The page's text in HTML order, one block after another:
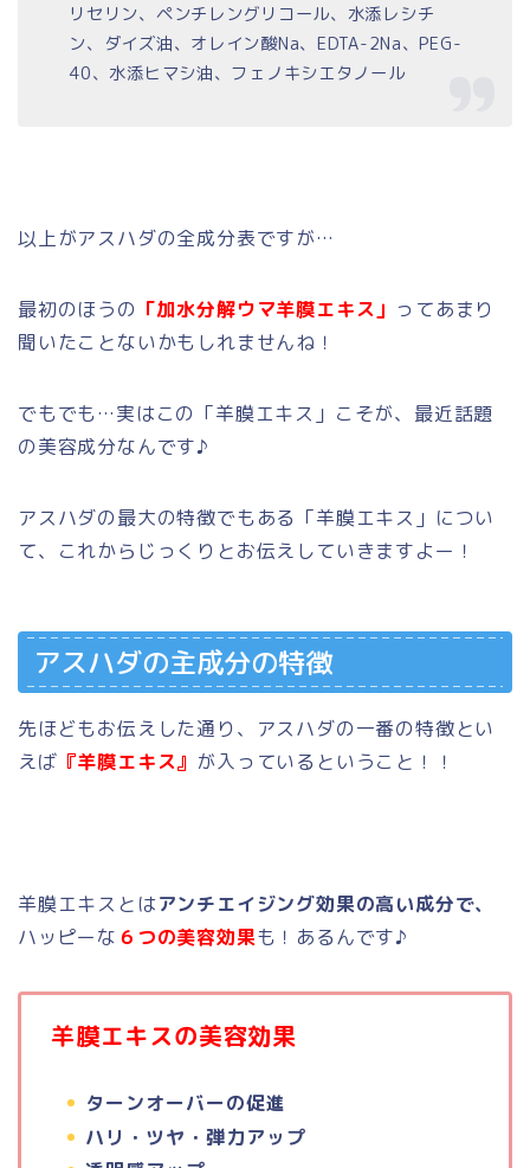
リセリン、ペンチレングリコール、水添レシチ
ン、ダイズ油、オレイン酸Na、EDTA-2Na、PEG-
40、水添ヒマシ油、フェノキシエタノール
以上がアスハダの全成分表ですが…
最初のほうの 「加水分解ウマ羊膜エキス」 ってあまり
聞いたことないかもしれませんね！
でもでも…実はこの「羊膜エキス」こそが、最近話題
の美容成分なんです♪
アスハダの最大の特徴でもある「羊膜エキス」につい
て、これからじっくりとお伝えしていきますよー！
アスハダの主成分の特徴
先ほどもお伝えした通り、アスハダの一番の特徴とい
えば 『羊膜エキス』 が入っているということ！！
羊膜エキスとはアンチエイジング効果の高い成分で、
ハッピーな ６つの美容効果も！あるんです♪
羊膜エキスの美容効果
ターンオーバーの促進
ハリ・ツヤ・弾力アップ